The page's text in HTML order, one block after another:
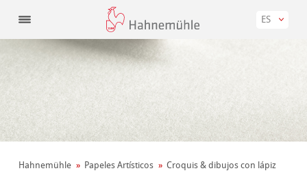
ES
Hahnemühle Papeles Artísticos
Croquis & dibujos con lápiz